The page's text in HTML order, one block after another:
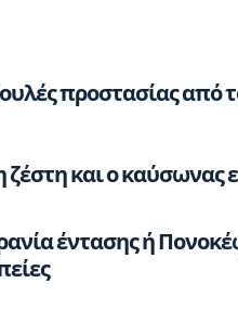
προστασίας από
ζέστη και ο καύσωνας
έντασης ή